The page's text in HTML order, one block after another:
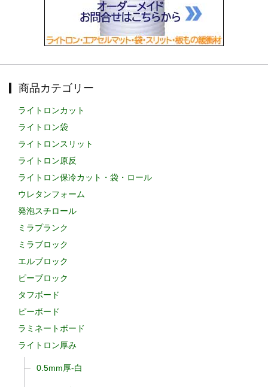
商品カテゴリー
ライトロンカット
ライトロン袋
ライトロンスリット
ライトロン原反
ライトロン保冷カット・袋・ロール
ウレタンフォーム
発泡スチロール
ミラプランク
ミラブロック
エルブロック
ピーブロック
タフボード
ピーボード
ラミネートボード
ライトロン厚み
0.5mm厚-白